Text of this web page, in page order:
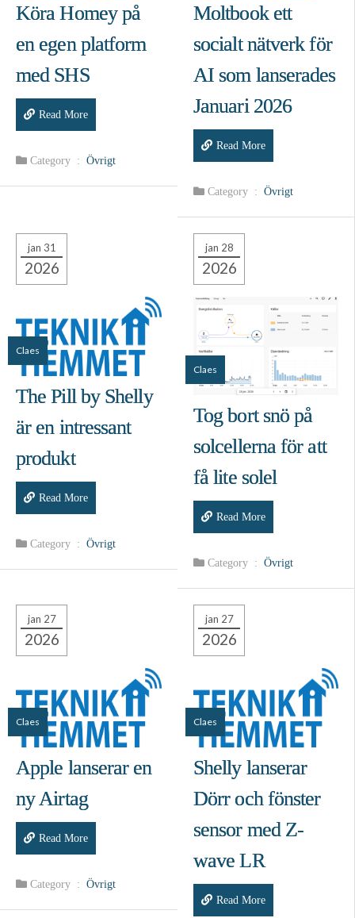
Köra Homey på
en egen platform
med SHS
Read More
Category : Övrigt
Moltbook ett
socialt nätverk för
AI som lanserades
Januari 2026
Read More
Category : Övrigt
jan 31
2026
Claes
The Pill by Shelly
är en intressant
produkt
Read More
Category : Övrigt
jan 28
2026
Claes
Tog bort snö på
solcellerna för att
få lite solel
Read More
Category : Övrigt
jan 27
2026
Claes
Apple lanserar en
ny Airtag
Read More
Category : Övrigt
jan 27
2026
Claes
Shelly lanserar
Dörr och fönster
sensor med Z-
wave LR
Read More